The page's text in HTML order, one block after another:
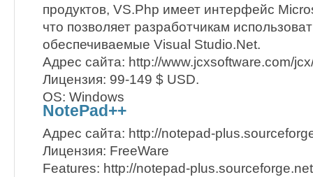
продуктов, VS.Php имеет интерфейс
что позволяет разработчикам
обеспечиваемые Visual Studio.Net.
Адрес сайта: http://www.jcxsoftware.com/
Лицензия: 99-149 $ USD.
OS: Windows
NotePad++
Адрес сайта: http://notepad-
Лицензия: FreeWare
Features: http://notepad-